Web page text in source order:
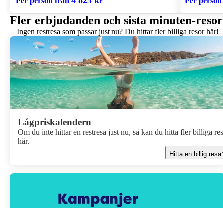
Fler erbjudanden och sista minuten-resor
Ingen restresa som passar just nu? Du hittar fler billiga resor här!
Lågpriskalendern
Om du inte hittar en restresa just nu, så kan du hitta fler billiga
här.
Hitta en billig resa